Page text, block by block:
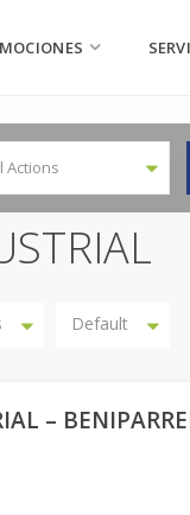
Actions
Default
–